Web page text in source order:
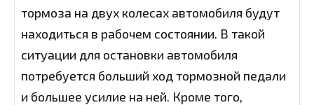
тормоза на двух колесах автомобиля будут
находиться в рабочем состоянии. В такой
ситуации для остановки автомобиля
потребуется больший ход тормозной педали
и большее усилие на ней. Кроме того,